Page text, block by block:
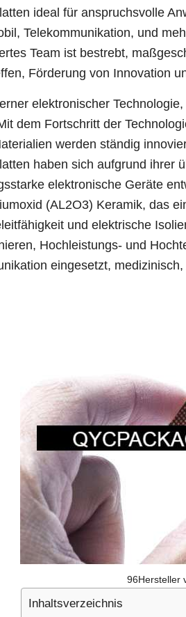
ideal für anspruchsvolle
Telekommunikation, und
Team ist bestrebt,
Förderung von Innovation
elektronischer
dem Fortschritt der
werden ständig
haben sich aufgrund ihrer
elektronische Geräte
(AL2O3) Keramik, das
und elektrische
Hochleistungs- und
eingesetzt,
96Hersteller
Inhaltsverzeichnis